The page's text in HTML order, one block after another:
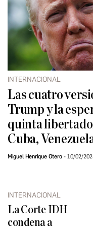
INTERNACIONAL
Las cuatro
Trump y la
quinta
Cuba,
Miguel Henrique Otero 10/02/
INTERNACIONAL
La Corte IDH
condena a